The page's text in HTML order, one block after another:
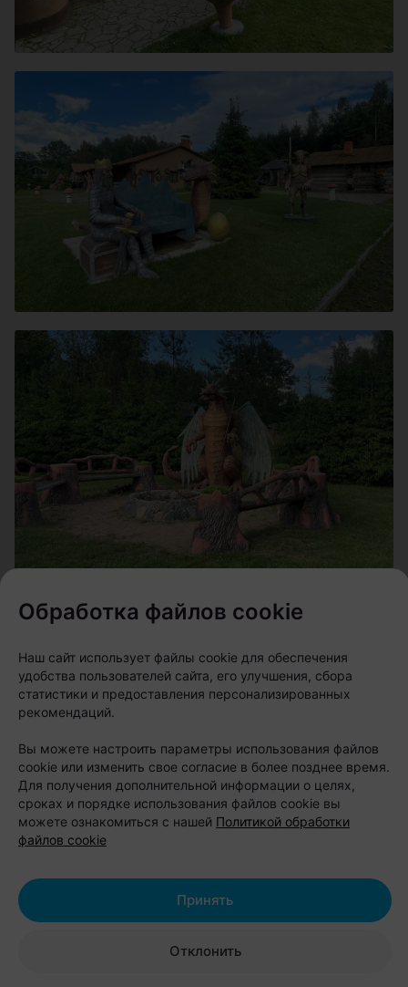
Есть места, которые похожи на декорации к
фильму, а не агроусадьбу. «Андреевская Заимка»
как раз из таких. Территория окружена хвойным
лесом, а среди деревьев спрятаны десятки
необычных арт-объектов и бетонных скульптур
отдыхать, но и гулять по территории,
рассматривая сказочных персонажей и необычные
инсталляции.
В центре усадьбы расположен большой
деревянный дом в стиле загородного шале. Внутри
есть каминный зал, авторская мебель,
современная кухня и бильярд. Для ночлега
предусмотрено от 14 до 19 спальных мест, а для
Обработка файлов cookie
Наш сайт использует файлы cookie для обеспечения
удобства пользователей сайта, его улучшения, сбора
статистики и предоставления персонализированных
рекомендаций.
Вы можете настроить параметры использования файлов
cookie или изменить свое согласие в более позднее время.
Для получения дополнительной информации о целях,
сроках и порядке использования файлов cookie вы
можете ознакомиться с нашей Политикой обработки
файлов cookie
Отклонить
Принять